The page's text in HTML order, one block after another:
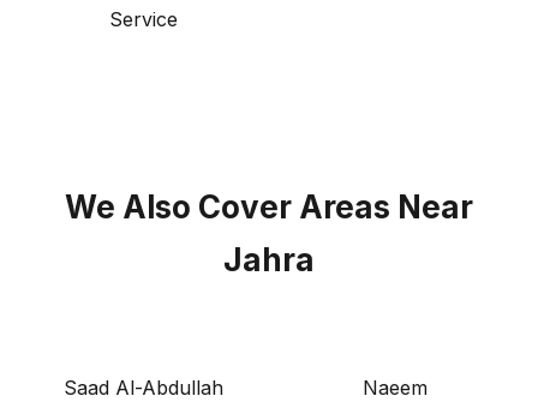
Service
We Also Cover Areas Near
Jahra
Saad Al-Abdullah Naeem